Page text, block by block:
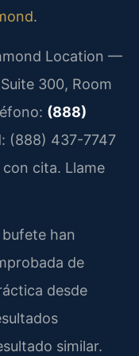
.
Location —
300, Room
(888)
(888) 437-7747
cita. Llame
bufete han
de
desde
similar.